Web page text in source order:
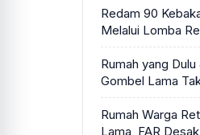
Redam 90
Melalui Lomba
Rumah yang
Gombel Lama
Rumah Warga
Lama, FAR